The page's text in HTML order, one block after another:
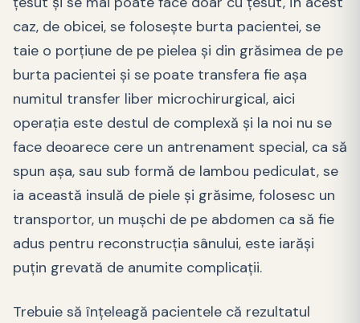
caz, de obicei, se folosește burta pacientei, se
taie o porțiune de pe pielea și din grăsimea de pe
burta pacientei și se poate transfera fie așa
numitul transfer liber microchirurgical, aici
operația este destul de complexă și la noi nu se
face deoarece cere un antrenament special, ca să
spun așa, sau sub formă de lambou pediculat, se
ia această insulă de piele și grăsime, folosesc un
transportor, un mușchi de pe abdomen ca să fie
adus pentru reconstrucția sânului, este iarăși
puțin grevată de anumite complicații.
Trebuie să înțeleagă pacientele că rezultatul